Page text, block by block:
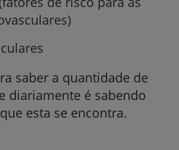
saber a quantidade de
diariamente é sabendo
esta se encontra.